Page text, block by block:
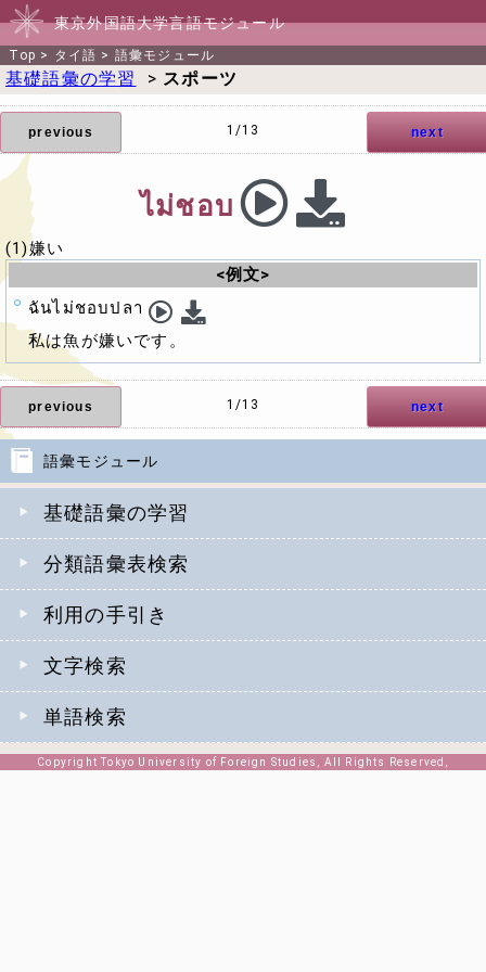
東京外国語大学言語モジュール
Top > タイ語 > 語彙モジュール
語彙モジュール
基礎語彙の学習
分類語彙表検索
利用の手引き
文字検索
単語検索
基礎語彙の学習 > スポーツ
previous next
1/13
ไม่ชอบ
(1)嫌い
<例文>
ฉันไม่ชอบปลา
私は魚が嫌いです。
previous next
1/13
Copyright Tokyo University of Foreign Studies, All Rights Reserved,